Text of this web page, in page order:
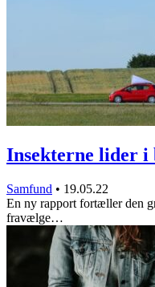
Insekterne lider i
Samfund • 19.05.22
En ny rapport fortæller den
fravælge…